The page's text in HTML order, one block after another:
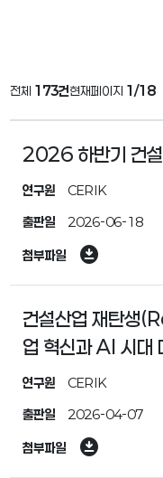
전체 173건현재페이지 1/18
2026 하반기 건설
연구원 CERIK
출판일 2026-06-18
첨부파일 download_for_offline
건설산업 재탄생
업 혁신과 AI 시대
연구원 CERIK
출판일 2026-04-07
첨부파일 download_for_offline